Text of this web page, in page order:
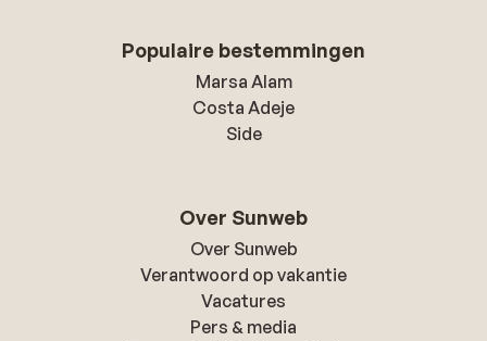
Populaire bestemmingen
Marsa Alam
Costa Adeje
Side
Over Sunweb
Over Sunweb
Verantwoord op vakantie
Vacatures
Pers & media